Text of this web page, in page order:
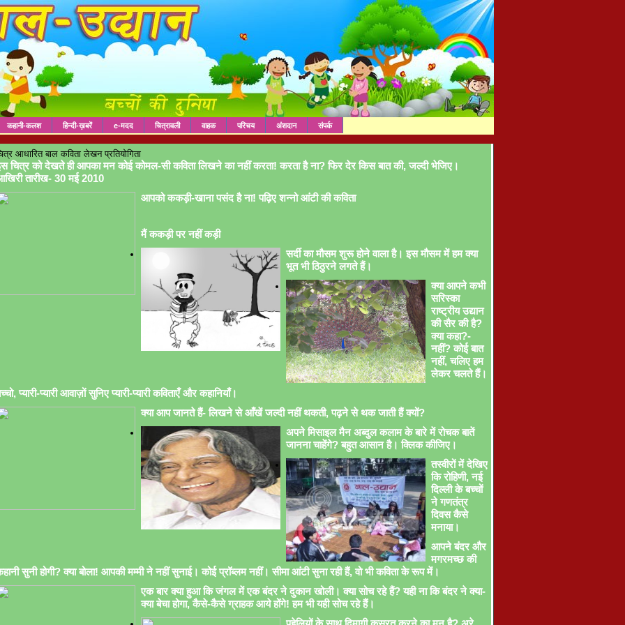
कहानी-कलश हिन्दी-ख़बरें e-मदद चित्रावली वाहक परिचय अंशदान संपर्क
आधारित बाल कविता लेखन प्रतियोगिता
चित्र को देखते ही आपका मन कोई कोमल-सी कविता लिखने का नहीं करता! करता है ना? फिर देर किस बात की, जल्दी भेजिए।
तारीख- 30 मई 2010
आपको ककड़ी-खाना पसंद है ना! पढ़िए शन्नो आंटी की कविता
मैं ककड़ी पर नहीं कड़ी
सर्दी का मौसम शुरू होने वाला है। इस मौसम में हम क्या
भूत भी ठिठुरने लगते हैं।
क्या आपने कभी
सरिस्का
राष्ट्रीय उद्यान
की सैर की है?
क्या कहा?-
नहीं? कोई बात
नहीं, चलिए हम
लेकर चलते हैं।
प्यारी-प्यारी आवाज़ों सुनिए प्यारी-प्यारी कविताएँ और कहानियाँ।
क्या आप जानते हैं- लिखने से आँखें जल्दी नहीं थकती, पढ़ने से थक जाती हैं क्यों?
अपने मिसाइल मैन अब्दुल कलाम के बारे में रोचक बातें
जानना चाहेंगे? बहुत आसान है। क्लिक कीजिए।
तस्वीरों में देखिए
कि रोहिणी, नई
दिल्ली के बच्चों
ने गणतंत्र
दिवस कैसे
मनाया।
आपने बंदर और
मगरमच्छ की
सुनी होगी? क्या बोला! आपकी मम्मी ने नहीं सुनाई। कोई प्रॉब्लम नहीं। सीमा आंटी सुना रही हैं, वो भी कविता के रूप में।
एक बार क्या हुआ कि जंगल में एक बंदर ने दुकान खोली। क्या सोच रहे हैं? यही ना कि बंदर ने क्या-
क्या बेचा होगा, कैसे-कैसे ग्राहक आये होंगे! हम भी यही सोच रहे हैं।